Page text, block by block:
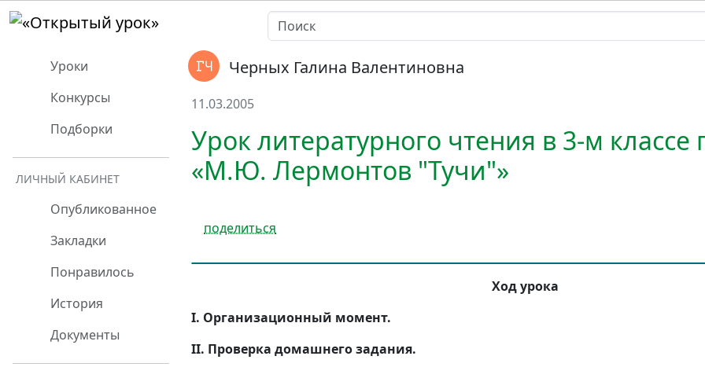
Уроки
Конкурсы
Подборки
ЛИЧНЫЙ КАБИНЕТ
Опубликованное
Закладки
Понравилось
История
Документы
Черных Галина Валентиновна
11.03.2005
Урок литературного чтения в 3-м классе
«М.Ю. Лермонтов "Тучи"»
поделиться
Ход урока
I. Организационный момент.
II. Проверка домашнего задания.